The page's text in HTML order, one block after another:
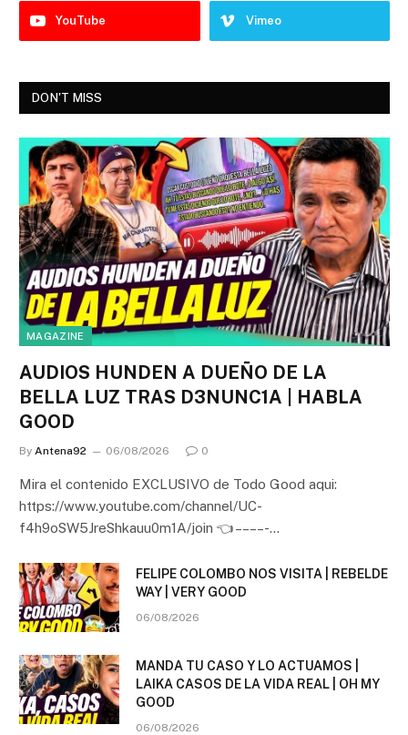
YouTube Vimeo
DON'T MISS
MAGAZINE
AUDIOS HUNDEN A DUEÑO DE LA
BELLA LUZ TRAS D3NUNC1A | HABLA
GOOD
By Antena92 06/08/2026 0
Mira el contenido EXCLUSIVO de Todo Good aqui:
https://www.youtube.com/channel/UC-
f4h9oSW5JreShkauu0m1A/join 👈 – – – – -…
FELIPE COLOMBO NOS VISITA | REBELDE
WAY | VERY GOOD
06/08/2026
MANDA TU CASO Y LO ACTUAMOS |
LAIKA CASOS DE LA VIDA REAL | OH MY
GOOD
06/08/2026